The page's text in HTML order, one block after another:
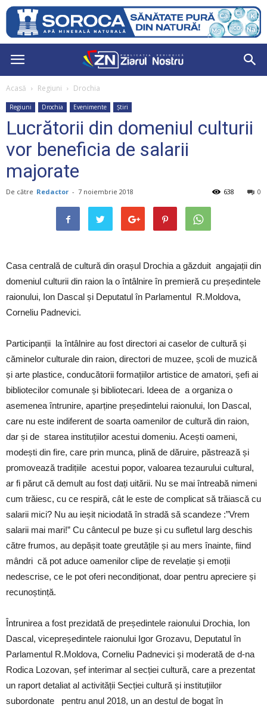
Acasă Regiuni Drochia
Regiuni Drochia Evenimente Știri
Lucrătorii din domeniul culturii
vor beneficia de salarii
majorate
De către Redactor - 7 noiembrie 2018 0
638
Casa centrală de cultură din orașul Drochia a găzduit angajații din
domeniul culturii din raion la o întâlnire în premieră cu președintele
raionului, Ion Dascal și Deputatul în Parlamentul R.Moldova,
Corneliu Padnevici.
Participanții la întâlnire au fost directori ai caselor de cultură și
căminelor culturale din raion, directori de muzee, școli de muzică
și arte plastice, conducătorii formațiilor artistice de amatori, șefi ai
bibliotecilor comunale și bibliotecari. Ideea de a organiza o
asemenea întrunire, aparține președintelui raionului, Ion Dascal,
care nu este indiferent de soarta oamenilor de cultură din raion,
dar și de starea instituțiilor acestui domeniu. Acești oameni,
modești din fire, care prin munca, plină de dăruire, păstrează și
promovează tradițiile acestui popor, valoarea tezaurului cultural,
ar fi părut că demult au fost dați uitării. Nu se mai întreabă nimeni
cum trăiesc, cu ce respiră, cât le este de complicat să trăiască cu
salarii mici? Nu au ieșit niciodată în stradă să scandeze :”Vrem
salarii mai mari!” Cu cântecul pe buze și cu sufletul larg deschis
către frumos, au depășit toate greutățile și au mers înainte, fiind
mândri că pot aduce oamenilor clipe de revelație și emoții
nedescrise, ce le pot oferi necondiționat, doar pentru apreciere și
recunoștință.
Întrunirea a fost prezidată de președintele raionului Drochia, Ion
Dascal, vicepreședintele raionului Igor Grozavu, Deputatul în
Parlamentul R.Moldova, Corneliu Padnevici și moderată de d-na
Rodica Lozovan, șef interimar al secției cultură, care a prezentat
un raport detaliat al activității Secției cultură și instituțiilor
subordonate pentru anul 2018, un an destul de bogat în